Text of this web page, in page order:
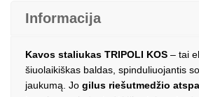
Informacija
Kavos staliukas TRIPOLI KOS – tai
šiuolaikiškas baldas, spinduliuojantis
jaukumą. Jo gilus riešutmedžio